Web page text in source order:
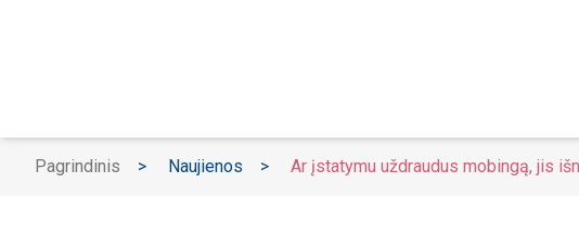
Pagrindinis > Naujienos > Ar įstatymu uždraudus mobingą, jis